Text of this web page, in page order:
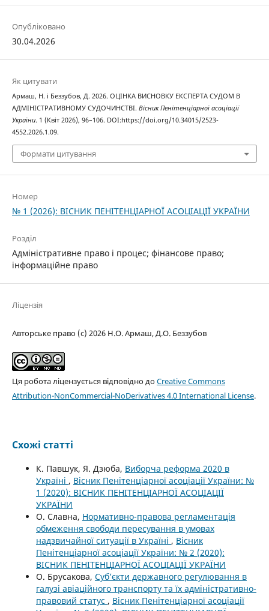
Опубліковано
30.04.2026
Як цитувати
Армаш, Н. і Беззубов, Д. 2026. ОЦІНКА ВИСНОВКУ ЕКСПЕРТА СУДОМ В
АДМІНІСТРАТИВНОМУ СУДОЧИНСТВІ. Вісник Пенітенціарної асоціації
України. 1 (Квіт 2026), 96–106. DOI:https://doi.org/10.34015/2523-
4552.2026.1.09.
Формати цитування
Номер
№ 1 (2026): ВІСНИК ПЕНІТЕНЦІАРНОЇ АСОЦІАЦІЇ УКРАЇНИ
Розділ
Адміністративне право і процес; фінансове право;
інформаційне право
Ліцензія
Авторське право (c) 2026 Н.О. Армаш, Д.О. Беззубов
Ця робота ліцензується відповідно доCreative Commons
Attribution-NonCommercial-NoDerivatives 4.0 International License.
Схожі статті
К. Павшук, Я. Дзюба, Виборча реформа 2020 в
Україні , Вісник Пенітенціарної асоціації України: №
1 (2020): ВІСНИК ПЕНІТЕНЦІАРНОЇ АСОЦІАЦІЇ
УКРАЇНИ
О. Славна, Нормативно-правова регламентація
обмеження свободи пересування в умовах
надзвичайної ситуації в Україні , Вісник
Пенітенціарної асоціації України: № 2 (2020):
ВІСНИК ПЕНІТЕНЦІАРНОЇ АСОЦІАЦІЇ УКРАЇНИ
О. Брусакова, Суб’єкти державного регулювання в
галузі авіаційного транспорту та їх адміністративно-
правовий статус , Вісник Пенітенціарної асоціації